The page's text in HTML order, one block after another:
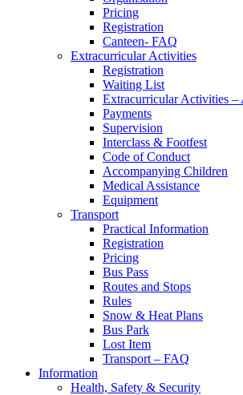
Pricing
Registration
Canteen- FAQ
Extracurricular Activities
Registration
Waiting List
Extracurricular Activities –
Payments
Supervision
Interclass & Footfest
Code of Conduct
Accompanying Children
Medical Assistance
Equipment
Transport
Practical Information
Registration
Pricing
Bus Pass
Routes and Stops
Rules
Snow & Heat Plans
Bus Park
Lost Item
Transport – FAQ
Information
Health, Safety & Security